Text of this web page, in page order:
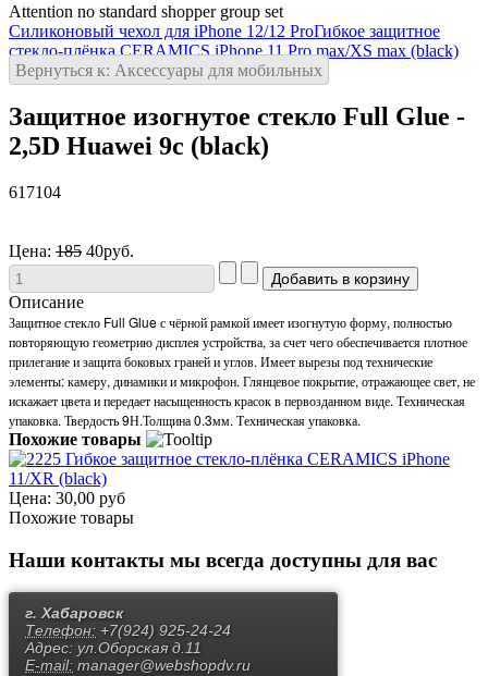
Attention no standard shopper group set
Силиконовый чехол для iPhone 12/12 ProГибкое защитное
стекло-плёнка CERAMICS iPhone 11 Pro max/XS max (black)
Вернуться к: Аксессуары для мобильных
Защитное изогнутое стекло Full Glue -
2,5D Huawei 9c (black)
617104
Цена: 185 40руб.
Описание
Защитное стекло Full Glue с чёрной рамкой имеет изогнутую форму, полностью
повторяющую геометрию дисплея устройства, за счет чего обеспечивается плотное
прилегание и защита боковых граней и углов. Имеет вырезы под технические
элементы: камеру, динамики и микрофон. Глянцевое покрытие, отражающее свет, не
искажает цвета и передает насыщенность красок в первозданном виде. Техническая
упаковка. Твердость 9Н.Толщина 0.3мм. Техническая упаковка.
Похожие товары
Гибкое защитное стекло-плёнка CERAMICS iPhone
11/XR (black)
Цена: 30,00 руб
Похожие товары
Наши контакты мы всегда доступны для вас
г. Хабаровск
Телефон: +7(924) 925-24-24
Адрес: ул.Оборская д.11
E-mail: manager@webshopdv.ru